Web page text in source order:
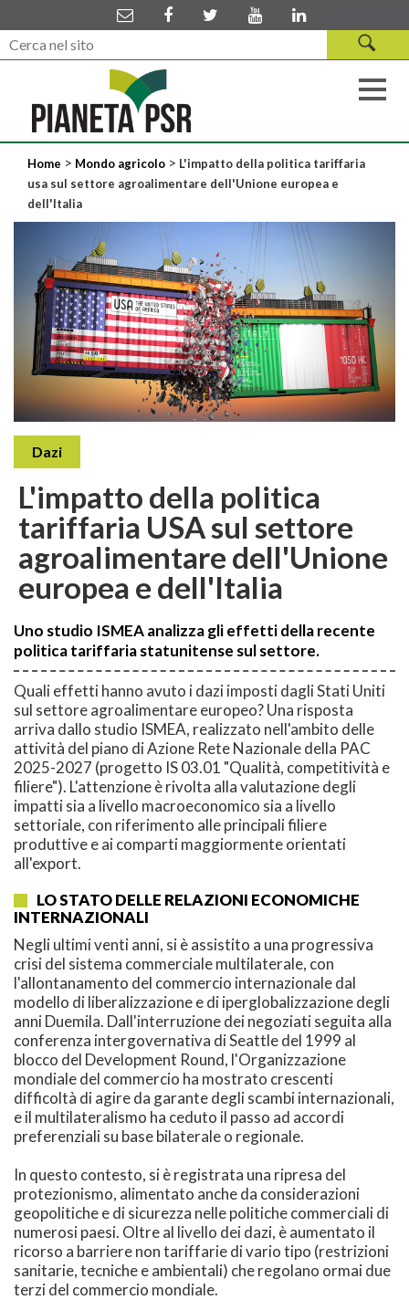
Home > Mondo agricolo > L'impatto della politica tariffaria
usa sul settore agroalimentare dell'Unione europea e
dell'Italia
Dazi
L'impatto della politica
tariffaria USA sul settore
agroalimentare dell'Unione
europea e dell'Italia
Uno studio ISMEA analizza gli effetti della recente
politica tariffaria statunitense sul settore.
Quali effetti hanno avuto i dazi imposti dagli Stati Uniti
sul settore agroalimentare europeo? Una risposta
arriva dallo studio ISMEA, realizzato nell'ambito delle
attività del piano di Azione Rete Nazionale della PAC
2025-2027 (progetto IS 03.01 "Qualità, competitività e
filiere"). L'attenzione è rivolta alla valutazione degli
impatti sia a livello macroeconomico sia a livello
settoriale, con riferimento alle principali filiere
produttive e ai comparti maggiormente orientati
all'export.
LO STATO DELLE RELAZIONI ECONOMICHE
INTERNAZIONALI
Negli ultimi venti anni, si è assistito a una progressiva
crisi del sistema commerciale multilaterale, con
l'allontanamento del commercio internazionale dal
modello di liberalizzazione e di iperglobalizzazione degli
anni Duemila. Dall'interruzione dei negoziati seguita alla
conferenza intergovernativa di Seattle del 1999 al
blocco del Development Round, l'Organizzazione
mondiale del commercio ha mostrato crescenti
difficoltà di agire da garante degli scambi internazionali,
e il multilateralismo ha ceduto il passo ad accordi
preferenziali su base bilaterale o regionale.
In questo contesto, si è registrata una ripresa del
protezionismo, alimentato anche da considerazioni
geopolitiche e di sicurezza nelle politiche commerciali di
numerosi paesi. Oltre al livello dei dazi, è aumentato il
ricorso a barriere non tariffarie di vario tipo (restrizioni
sanitarie, tecniche e ambientali) che regolano ormai due
terzi del commercio mondiale.